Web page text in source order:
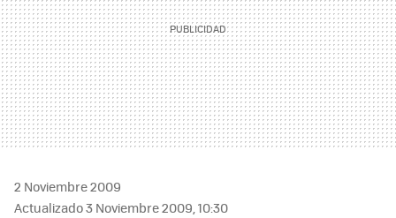
2 Noviembre 2009
Actualizado 3 Noviembre 2009, 10:30